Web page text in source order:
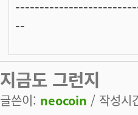
--
지금도 그런지
글쓴이: neocoin / 작성시